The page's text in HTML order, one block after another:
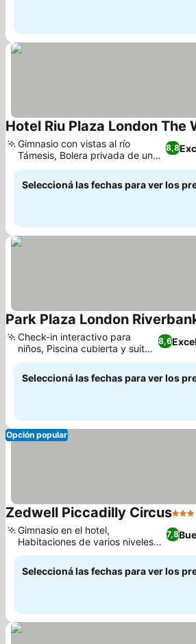
Hotel Riu Plaza London The
8,8
Gimnasio con vistas al río
Támesis, Bolera privada de una
sola pista
Seleccioná las fechas para ver los
Park Plaza London
8,6
Check-in interactivo para
niños, Piscina cubierta y suite
termal
Seleccioná las fechas para ver los
Opción popular
Zedwell Piccadilly Circus3
7,8
Gimnasio en el hotel,
Habitaciones de varios niveles
para grupos
Seleccioná las fechas para ver los